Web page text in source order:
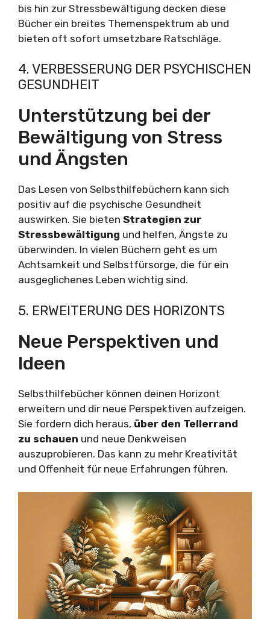
bis hin zur Stressbewältigung decken diese
Bücher ein breites Themenspektrum ab und
bieten oft sofort umsetzbare Ratschläge.
4. VERBESSERUNG DER PSYCHISCHEN
GESUNDHEIT
Unterstützung bei der
Bewältigung von Stress
und Ängsten
Das Lesen von Selbsthilfebüchern kann sich
positiv auf die psychische Gesundheit
auswirken. Sie bieten Strategien zur
Stressbewältigung und helfen, Ängste zu
überwinden. In vielen Büchern geht es um
Achtsamkeit und Selbstfürsorge, die für ein
ausgeglichenes Leben wichtig sind.
5. ERWEITERUNG DES HORIZONTS
Neue Perspektiven und
Ideen
Selbsthilfebücher können deinen Horizont
erweitern und dir neue Perspektiven aufzeigen.
Sie fordern dich heraus, über den Tellerrand
zu schauen und neue Denkweisen
auszuprobieren. Das kann zu mehr Kreativität
und Offenheit für neue Erfahrungen führen.